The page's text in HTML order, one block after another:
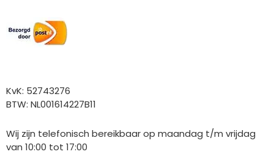
KvK: 52743276
BTW: NL001614227B11
Wij zijn telefonisch bereikbaar op maandag t/m vrijdag
van 10:00 tot 17:00